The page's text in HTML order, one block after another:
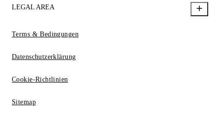
LEGAL AREA
Terms & Bedingungen
Datenschutzerklärung
Cookie-Richtlinien
Sitemap